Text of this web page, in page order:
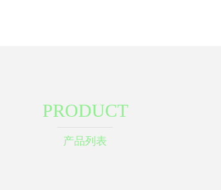
PRODUCT
产品列表